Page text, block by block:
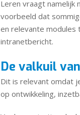
Leren vraagt namelijk
voorbeeld dat
en relevante modules
intranetbericht.
De valkuil
Dit is relevant omdat
op ontwikkeling,